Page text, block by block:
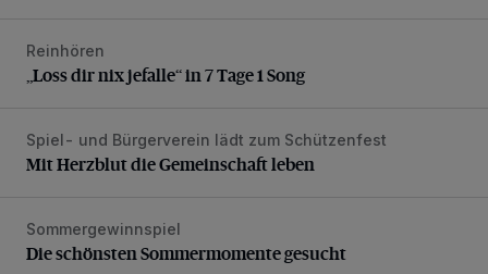
„Loss dir nix jefalle“ in 7 Tage 1 Song
Reinhören
„Loss dir nix jefalle“ in 7 Tage 1 Song
Mit Herzblut die Gemeinschaft leben
Spiel- und Bürgerverein lädt zum Schützenfest
Mit Herzblut die Gemeinschaft leben
Die schönsten Sommermomente gesucht
Sommergewinnspiel
Die schönsten Sommermomente gesucht